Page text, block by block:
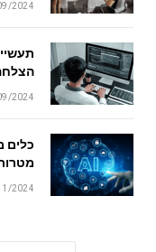
2024
2024
2024